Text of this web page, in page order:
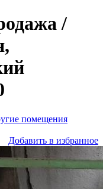
/
помещения
Добавить в избранное